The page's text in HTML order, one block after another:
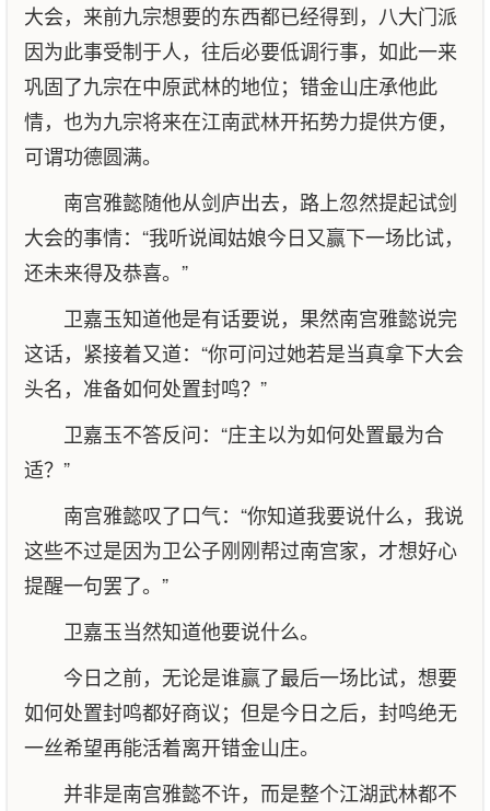
大会，来前九宗想要的东西都已经得到，八大门派
因为此事受制于人，往后必要低调行事，如此一来
巩固了九宗在中原武林的地位；错金山庄承他此
情，也为九宗将来在江南武林开拓势力提供方便，
可谓功德圆满。
南宫雅懿随他从剑庐出去，路上忽然提起试剑
大会的事情：“我听说闻姑娘今日又赢下一场比试，
还未来得及恭喜。”
卫嘉玉知道他是有话要说，果然南宫雅懿说完
这话，紧接着又道：“你可问过她若是当真拿下大会
头名，准备如何处置封鸣？”
卫嘉玉不答反问：“庄主以为如何处置最为合
适？”
南宫雅懿叹了口气：“你知道我要说什么，我说
这些不过是因为卫公子刚刚帮过南宫家，才想好心
提醒一句罢了。”
卫嘉玉当然知道他要说什么。
今日之前，无论是谁赢了最后一场比试，想要
如何处置封鸣都好商议；但是今日之后，封鸣绝无
一丝希望再能活着离开错金山庄。
并非是南宫雅懿不许，而是整个江湖武林都不